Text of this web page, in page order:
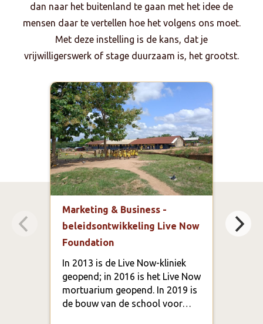
dan naar het buitenland te gaan met het idee de
mensen daar te vertellen hoe het volgens ons moet.
Met deze instelling is de kans, dat je
vrijwilligerswerk of stage duurzaam is, het grootst.
Marketing & Business -
beleidsontwikkeling Live Now
Foundation
In 2013 is de Live Now-kliniek
geopend; in 2016 is het Live Now
mortuarium geopend. In 2019 is
de bouw van de school voor…